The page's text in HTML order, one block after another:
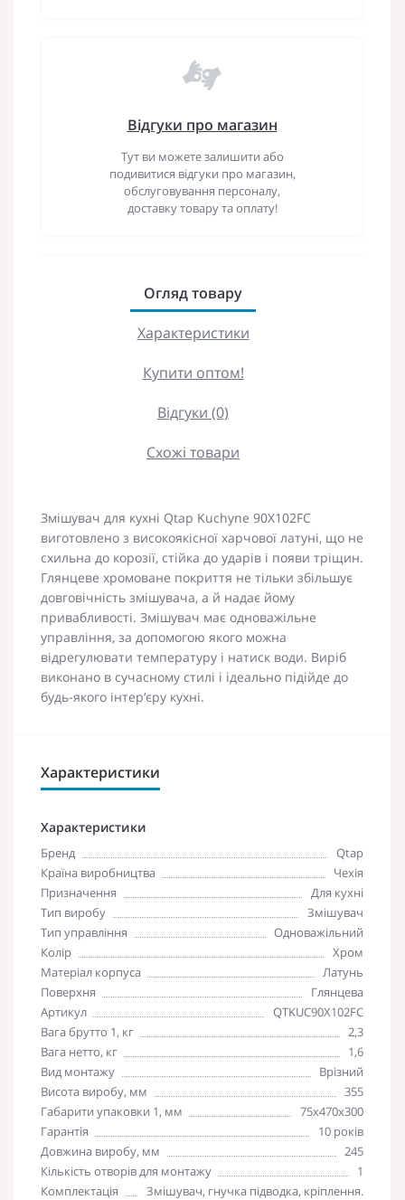
Відгуки про магазин
Тут ви можете залишити або
подивитися відгуки про магазин,
обслуговування персоналу,
доставку товару та оплату!
Огляд товару
Характеристики
Купити оптом!
Відгуки (0)
Схожі товари
Змішувач для кухні Qtap Kuchyne 90X102FC
виготовлено з високоякісної харчової латуні, що не
схильна до корозії, стійка до ударів і появи тріщин.
Глянцеве хромоване покриття не тільки збільшує
довговічність змішувача, а й надає йому
привабливості. Змішувач має одноважільне
управління, за допомогою якого можна
відрегулювати температуру і натиск води. Виріб
виконано в сучасному стилі і ідеально підійде до
будь-якого інтер‘єру кухні.
Характеристики
Характеристики
Бренд
Qtap
Країна виробництва
Чехія
Призначення
Для кухні
Тип виробу
Змішувач
Тип управління
Одноважільний
Колір
Хром
Матеріал корпуса
Латунь
Поверхня
Глянцева
Артикул
QTKUC90X102FC
Вага брутто 1, кг
2,3
Вага нетто, кг
1,6
Вид монтажу
Врізний
Висота виробу, мм
355
Габарити упаковки 1, мм
75х470х300
Гарантія
10 років
Довжина виробу, мм
245
Кількість отворів для монтажу
1
Комплектація
Змішувач, гнучка підводка, кріплення.